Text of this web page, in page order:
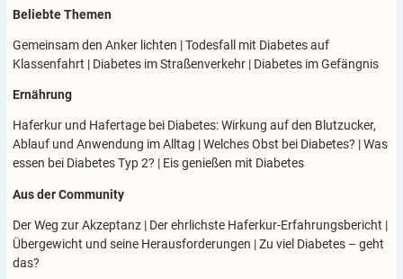
Beliebte Themen
Gemeinsam den Anker lichten |Todesfall mit Diabetes auf
Klassenfahrt | Diabetes im Straßenverkehr | Diabetes im Gefängnis
Ernährung
Haferkur und Hafertage bei Diabetes: Wirkung auf den Blutzucker,
Ablauf und Anwendung im Alltag |Welches Obst bei Diabetes? |Was
essen bei Diabetes Typ 2? | Eis genießen mit Diabetes
Aus der Community
Der Weg zur Akzeptanz | Der ehrlichste Haferkur-Erfahrungsbericht |
Übergewicht und seine Herausforderungen |Zu viel Diabetes – geht
das?